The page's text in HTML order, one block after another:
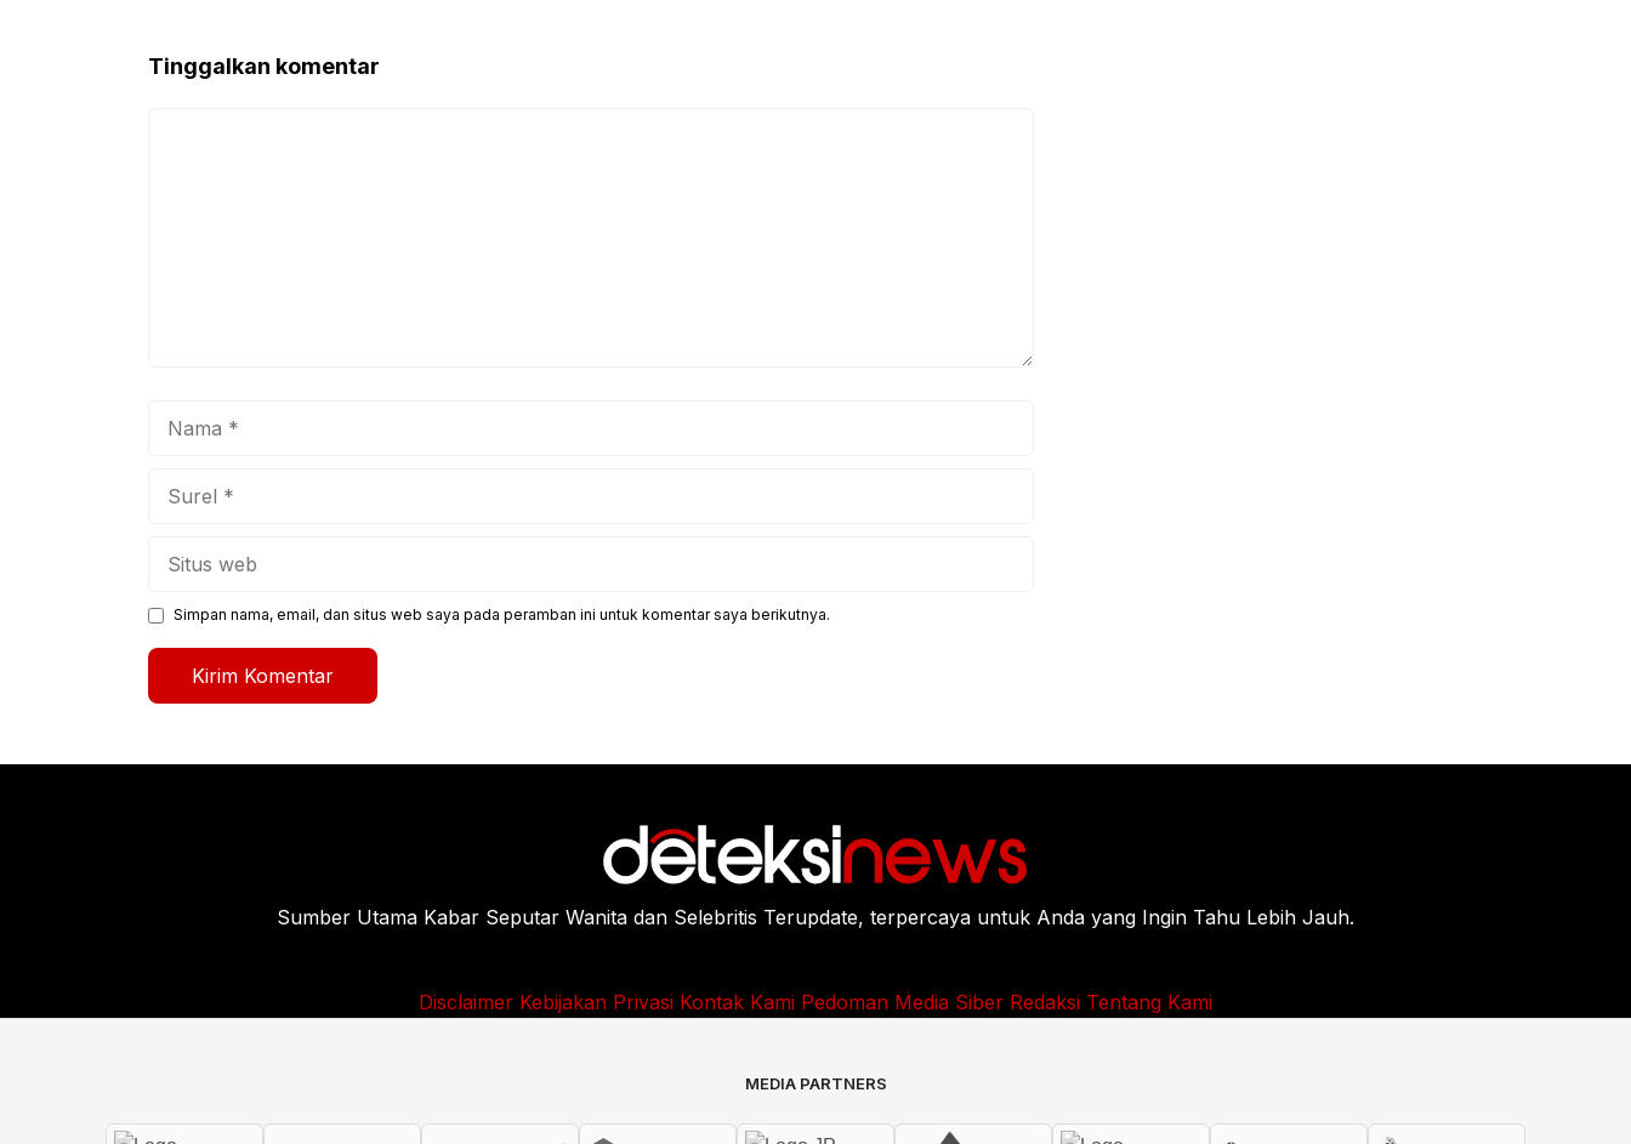
o
o
p
Tinggalkan komentar
Simpan nama, email, dan situs web saya pada peramban ini untuk komentar saya berikutnya.
Sumber Utama Kabar Seputar Wanita dan Selebritis Terupdate, terpercaya untuk Anda yang Ingin Tahu Lebih Jauh.
Disclaimer Kebijakan Privasi Kontak Kami Pedoman Media Siber Redaksi Tentang Kami
MEDIA PARTNERS